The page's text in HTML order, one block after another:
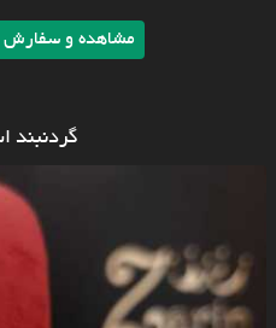
مشاهده و سفارش
گردنبند